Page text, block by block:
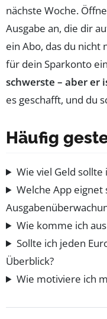
nächste Woche.
Ausgabe an, die dir
ein Abo, das du nicht
für dein Sparkonto
schwerste – aber er
es geschafft, und du
Häufig
Wie viel Geld
Welche App
Wie komme ich
Sollte ich jeden
Überblick?
Wie motiviere ich